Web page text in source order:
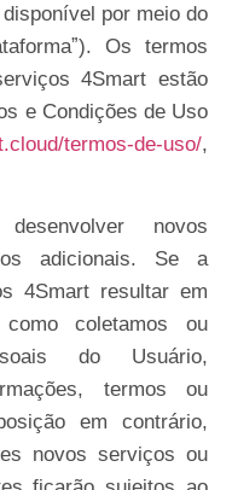
por meio do
Os termos
4Smart estão
e Condições de Uso
termos-de-uso/,
desenvolver novos
adicionais. Se a
4Smart resultar em
coletamos ou
do Usuário,
termos ou
em contrário,
novos serviços ou